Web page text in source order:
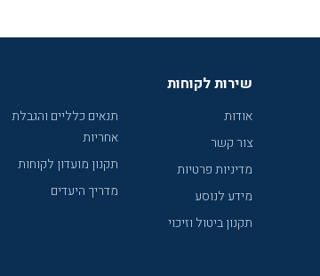
שירות לקוחות
אודות
צור קשר
מדיניות פרטיות
מידע לנוסע
תקנון ביטול וזיכוי
תנאים כלליים והגבלת
אחריות
תקנון מועדון לקוחות
מדריך היעדים